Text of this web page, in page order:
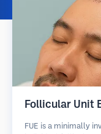
Follicular Unit
FUE is a minimally